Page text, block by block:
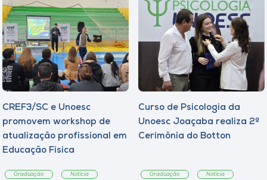
CREF3/SC e Unoesc
promovem workshop de
atualização profissional em
Educação Física
Graduação Notícia
Curso de Psicologia da
Unoesc Joaçaba realiza 2ª
Cerimônia do Botton
Graduação Notícia